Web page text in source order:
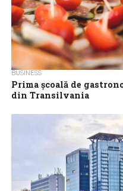
BUSINESS
Prima școală de
din Transilvania
Academia de Gastronomie
de gastronomie inspirată de